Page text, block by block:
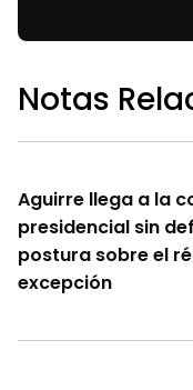
Notas
Aguirre llega a la
presidencial sin
postura sobre el
excepción